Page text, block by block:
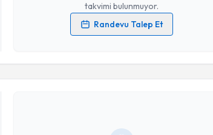
takvimi bulunmuyor.
Randevu Talep Et
Kişisel verilerimin işlenmesine ilişkinAydınlatma Metni
işlenmesini kabul ediyorum.
Randevu Takvimi Talebi
Dyt. Elzem Arslan